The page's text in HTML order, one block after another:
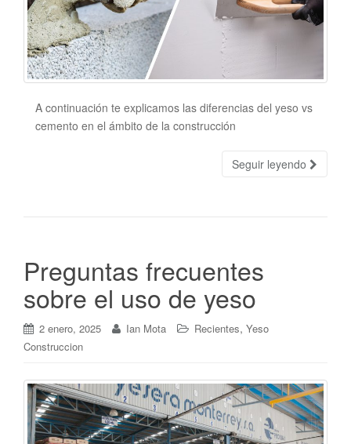
A continuación te explicamos las diferencias del yeso vs
cemento en el ámbito de la construcción
Seguir leyendo
Preguntas frecuentes
sobre el uso de yeso
2 enero, 2025 Ian Mota Recientes, Yeso
Construccion